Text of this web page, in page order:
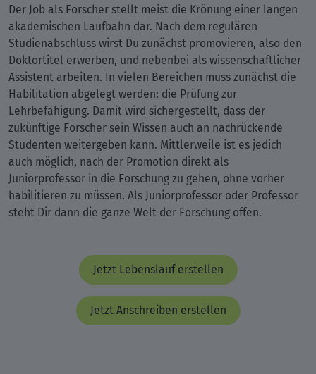
Der Job als Forscher stellt meist die Krönung einer langen
akademischen Laufbahn dar. Nach dem regulären
Studienabschluss wirst Du zunächst promovieren, also den
Doktortitel erwerben, und nebenbei als wissenschaftlicher
Assistent arbeiten. In vielen Bereichen muss zunächst die
Habilitation abgelegt werden: die Prüfung zur
Lehrbefähigung. Damit wird sichergestellt, dass der
zukünftige Forscher sein Wissen auch an nachrückende
Studenten weitergeben kann. Mittlerweile ist es jedich
auch möglich, nach der Promotion direkt als
Juniorprofessor in die Forschung zu gehen, ohne vorher
habilitieren zu müssen. Als Juniorprofessor oder Professor
steht Dir dann die ganze Welt der Forschung offen.
Jetzt Lebenslauf erstellen
Jetzt Anschreiben erstellen